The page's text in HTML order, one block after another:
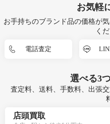
お気軽
お手持ちのブランド品の価格が
く
電話査定
選べる3
査定料、送料、手数料、出張
店頭買取